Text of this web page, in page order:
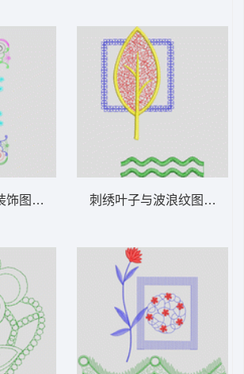
饰图案 家纺 窗帘 装饰刺绣叶子与波浪纹图案 家